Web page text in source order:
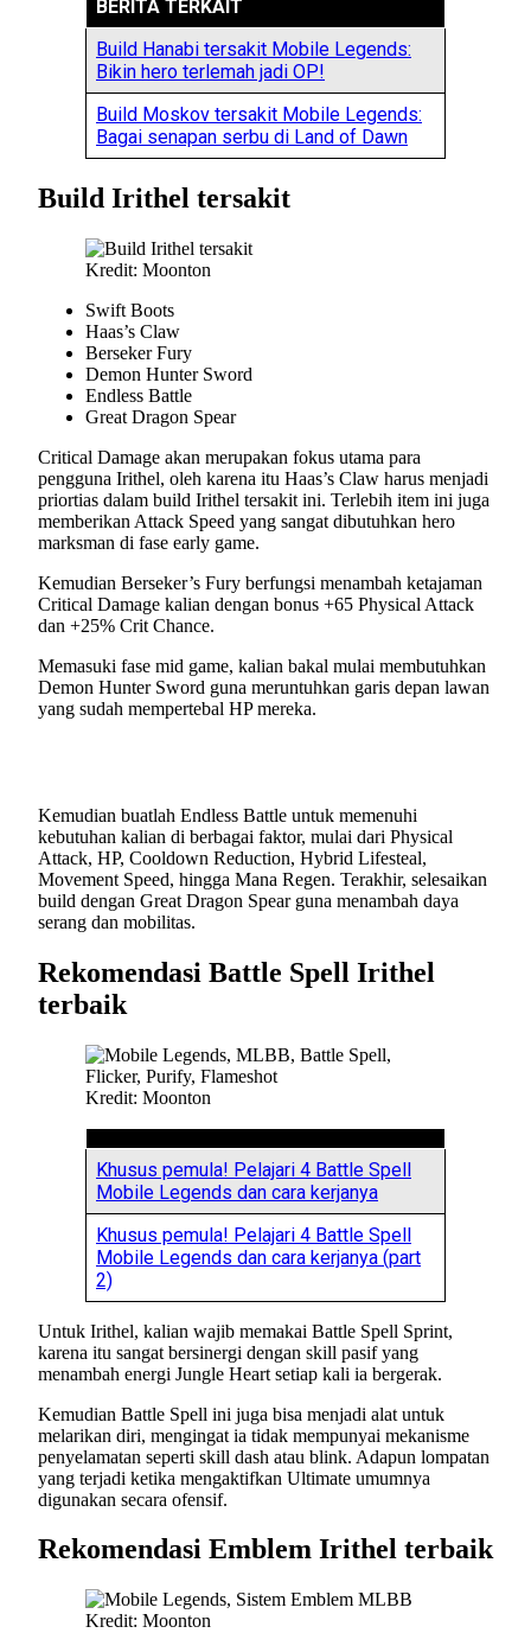
BERITA TERKAIT
Build Hanabi tersakit Mobile Legends:
Bikin hero terlemah jadi OP!
Build Moskov tersakit Mobile Legends:
Bagai senapan serbu di Land of Dawn
Build Irithel tersakit
Kredit: Moonton
Swift Boots
Haas’s Claw
Berseker Fury
Demon Hunter Sword
Endless Battle
Great Dragon Spear
Critical Damage akan merupakan fokus utama para
pengguna Irithel, oleh karena itu Haas’s Claw harus menjadi
priortias dalam build Irithel tersakit ini. Terlebih item ini juga
memberikan Attack Speed yang sangat dibutuhkan hero
marksman di fase early game.
Kemudian Berseker’s Fury berfungsi menambah ketajaman
Critical Damage kalian dengan bonus +65 Physical Attack
dan +25% Crit Chance.
Memasuki fase mid game, kalian bakal mulai membutuhkan
Demon Hunter Sword guna meruntuhkan garis depan lawan
yang sudah mempertebal HP mereka.
Kemudian buatlah Endless Battle untuk memenuhi
kebutuhan kalian di berbagai faktor, mulai dari Physical
Attack, HP, Cooldown Reduction, Hybrid Lifesteal,
Movement Speed, hingga Mana Regen. Terakhir, selesaikan
build dengan Great Dragon Spear guna menambah daya
serang dan mobilitas.
Rekomendasi Battle Spell Irithel
terbaik
Kredit: Moonton
Khusus pemula! Pelajari 4 Battle Spell
Mobile Legends dan cara kerjanya
Khusus pemula! Pelajari 4 Battle Spell
Mobile Legends dan cara kerjanya (part
2)
Untuk Irithel, kalian wajib memakai Battle Spell Sprint,
karena itu sangat bersinergi dengan skill pasif yang
menambah energi Jungle Heart setiap kali ia bergerak.
Kemudian Battle Spell ini juga bisa menjadi alat untuk
melarikan diri, mengingat ia tidak mempunyai mekanisme
penyelamatan seperti skill dash atau blink. Adapun lompatan
yang terjadi ketika mengaktifkan Ultimate umumnya
digunakan secara ofensif.
Rekomendasi Emblem Irithel terbaik
Kredit: Moonton